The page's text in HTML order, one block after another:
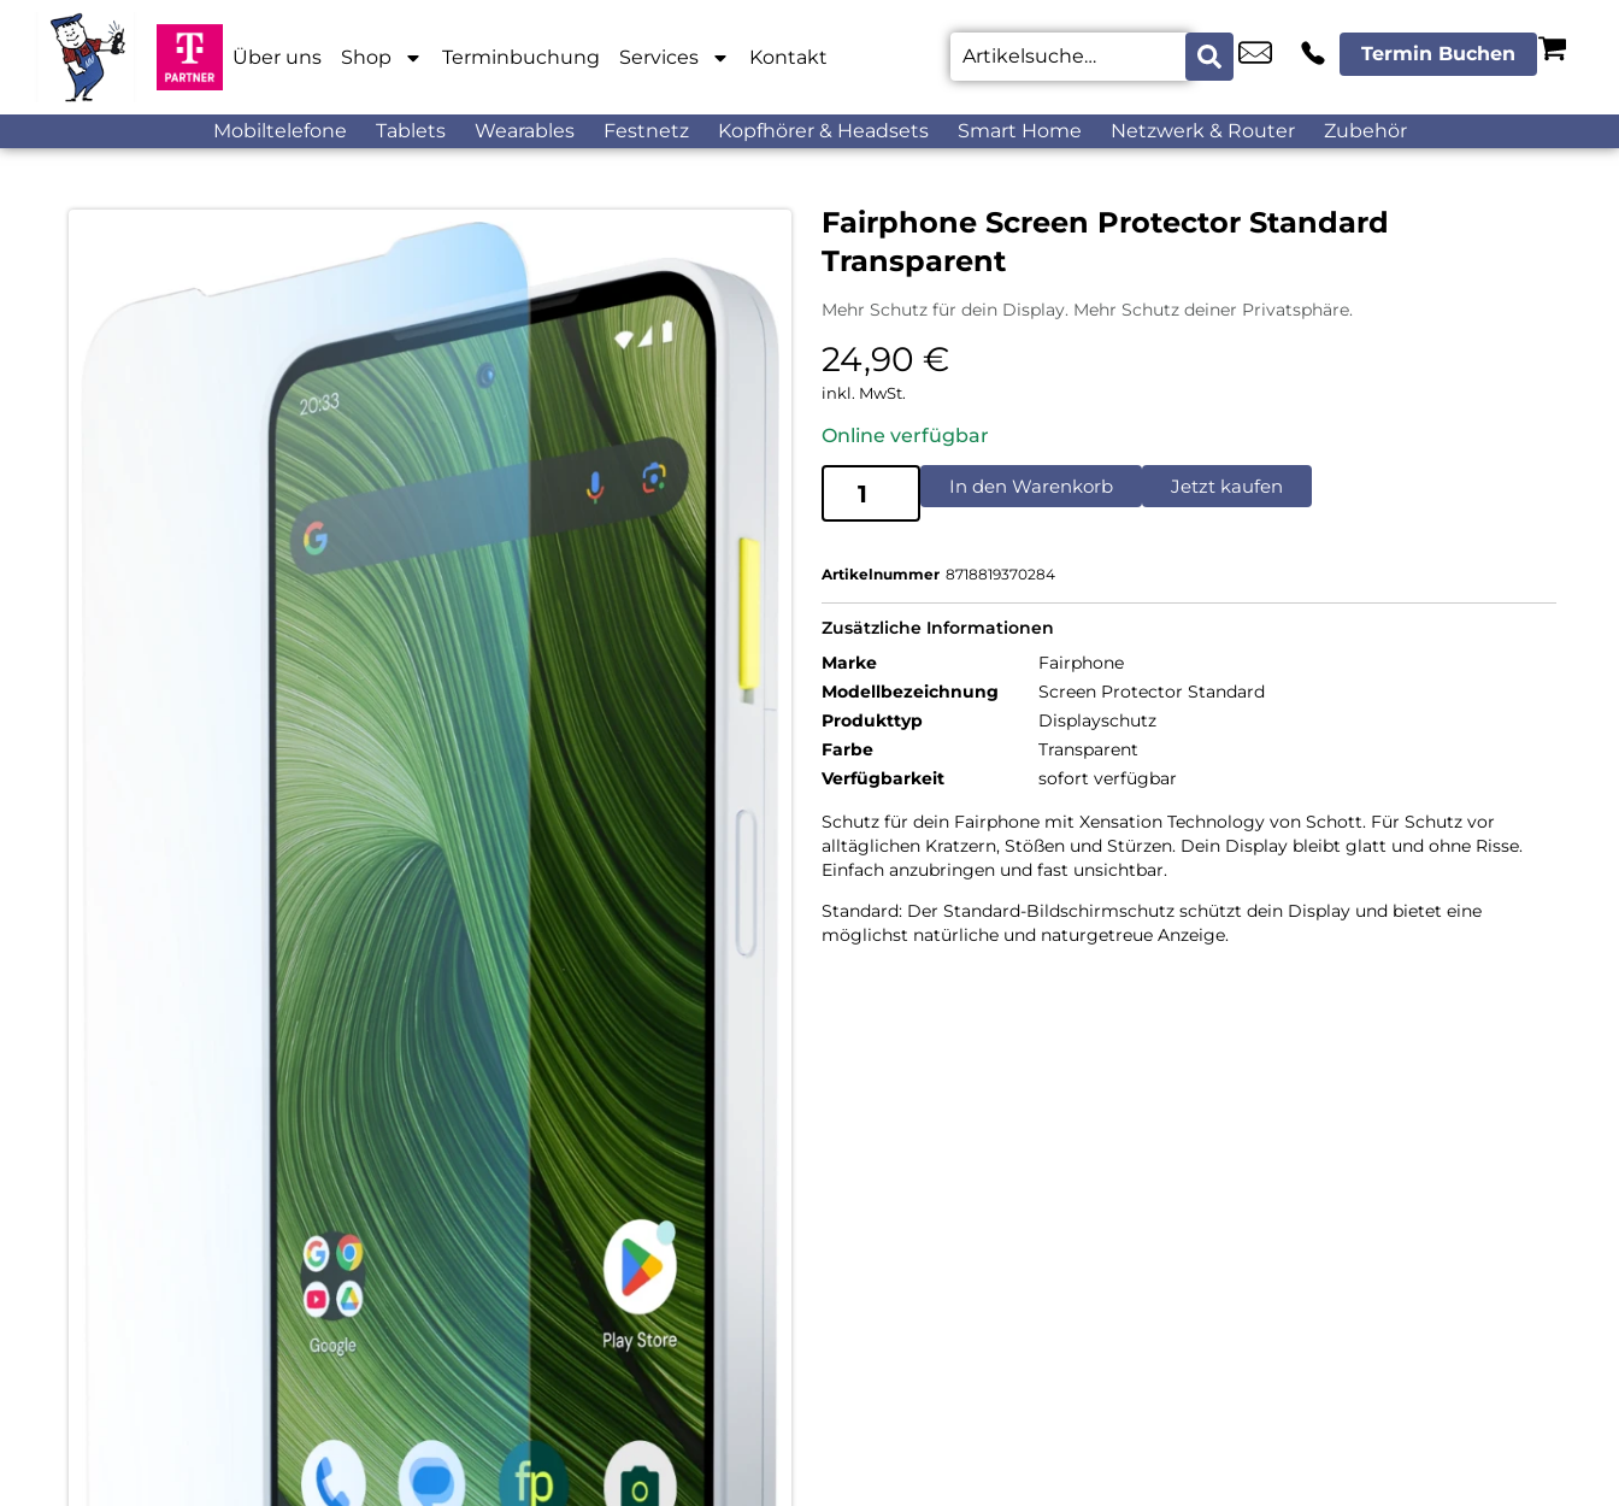
Über uns Shop Terminbuchung Services Kontakt Termin Buchen
Mobiltelefone Tablets Wearables Festnetz Kopfhörer & Headsets Smart Home Netzwerk & Router Zubehör
Fairphone Screen Protector Standard
Transparent
Mehr Schutz für dein Display. Mehr Schutz deiner Privatsphäre.
24,90 €
inkl. MwSt.
Online verfügbar
In den Warenkorb Jetzt kaufen
Artikelnummer 8718819370284
Zusätzliche Informationen
Marke
Fairphone
Modellbezeichnung
Screen Protector Standard
Produkttyp
Displayschutz
Farbe
Transparent
Verfügbarkeit
sofort verfügbar
Schutz für dein Fairphone mit Xensation Technology von Schott. Für Schutz vor
alltäglichen Kratzern, Stößen und Stürzen. Dein Display bleibt glatt und ohne Risse.
Einfach anzubringen und fast unsichtbar.
Standard: Der Standard-Bildschirmschutz schützt dein Display und bietet eine
möglichst natürliche und naturgetreue Anzeige.